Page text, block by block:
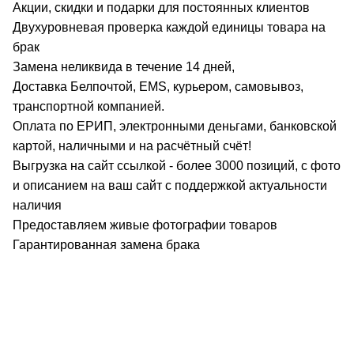
Акции, скидки и подарки для постоянных клиентов
Двухуровневая проверка каждой единицы товара на
брак
Замена неликвида в течение 14 дней,
Доставка Белпочтой, EMS, курьером, самовывоз,
транспортной компанией.
Оплата по ЕРИП, электронными деньгами, банковской
картой, наличными и на расчётный счёт!
Выгрузка на сайт ссылкой - более 3000 позиций, с фото
и описанием на ваш сайт с поддержкой актуальности
наличия
Предоставляем живые фотографии товаров
Гарантированная замена брака